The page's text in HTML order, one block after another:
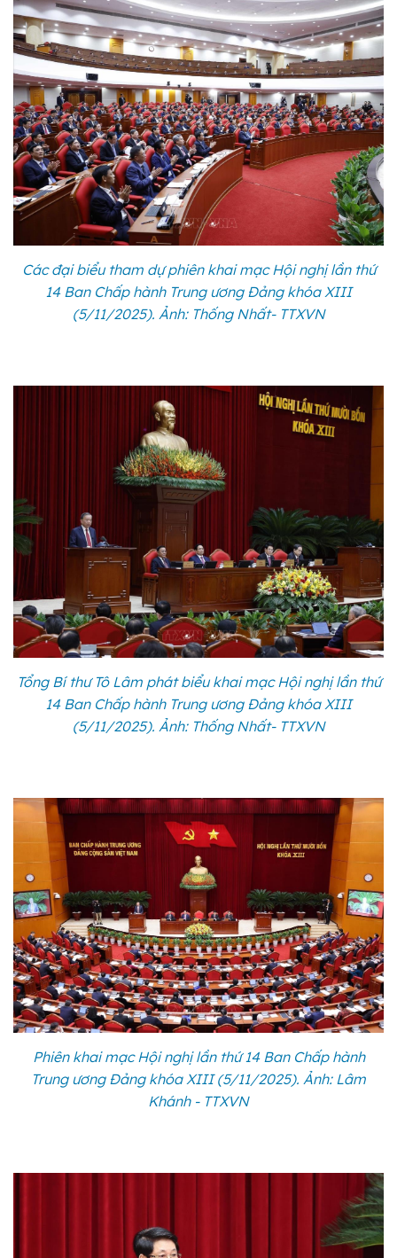
Các đại biểu tham dự phiên khai mạc Hội nghị lần thứ
14 Ban Chấp hành Trung ương Đảng khóa XIII
(5/11/2025). Ảnh: Thống Nhất- TTXVN
Tổng Bí thư Tô Lâm phát biểu khai mạc Hội nghị lần thứ
14 Ban Chấp hành Trung ương Đảng khóa XIII
(5/11/2025). Ảnh: Thống Nhất- TTXVN
Phiên khai mạc Hội nghị lần thứ 14 Ban Chấp hành
Trung ương Đảng khóa XIII (5/11/2025). Ảnh: Lâm
Khánh - TTXVN